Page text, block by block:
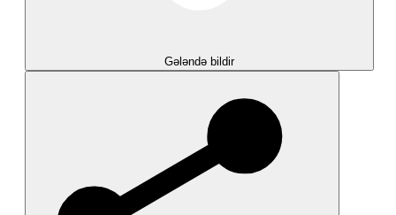
Gələndə bildir